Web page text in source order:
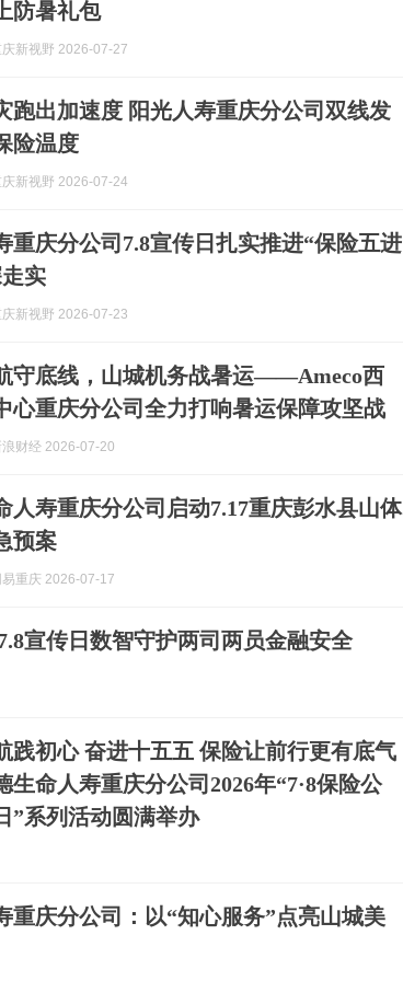
防暑礼包
庆新视野 2026-07-27
阳光人寿重庆分公司双线发
险温度
庆新视野 2026-07-24
重庆分公司7.8宣传日扎实推进“保险五进
实
庆新视野 2026-07-23
守底线，山城机务战暑运——Ameco西
心重庆分公司全力打响暑运保障攻坚战
浪财经 2026-07-20
人寿重庆分公司启动7.17重庆彭水县山体
预案
易重庆 2026-07-17
宣传日数智守护两司两员金融安全
践初心 奋进十五五 保险让前行更有底气
命人寿重庆分公司2026年“7·8保险公
”系列活动圆满举办
重庆分公司：以“知心服务”点亮山城美